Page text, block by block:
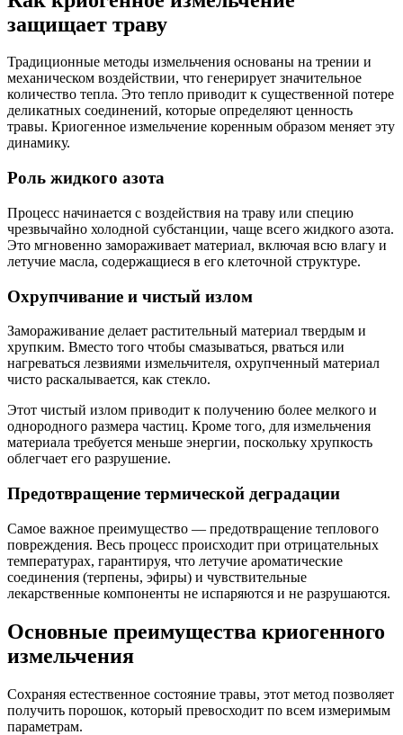
защищает траву
Традиционные методы измельчения основаны на трении и
механическом воздействии, что генерирует значительное
количество тепла. Это тепло приводит к существенной потере
деликатных соединений, которые определяют ценность
травы. Криогенное измельчение коренным образом меняет эту
динамику.
Роль жидкого азота
Процесс начинается с воздействия на траву или специю
чрезвычайно холодной субстанции, чаще всего жидкого азота.
Это мгновенно замораживает материал, включая всю влагу и
летучие масла, содержащиеся в его клеточной структуре.
Охрупчивание и чистый излом
Замораживание делает растительный материал твердым и
хрупким. Вместо того чтобы смазываться, рваться или
нагреваться лезвиями измельчителя, охрупченный материал
чисто раскалывается, как стекло.
Этот чистый излом приводит к получению более мелкого и
однородного размера частиц. Кроме того, для измельчения
материала требуется меньше энергии, поскольку хрупкость
облегчает его разрушение.
Предотвращение термической деградации
Самое важное преимущество — предотвращение теплового
повреждения. Весь процесс происходит при отрицательных
температурах, гарантируя, что летучие ароматические
соединения (терпены, эфиры) и чувствительные
лекарственные компоненты не испаряются и не разрушаются.
Основные преимущества криогенного
измельчения
Сохраняя естественное состояние травы, этот метод позволяет
получить порошок, который превосходит по всем измеримым
параметрам.